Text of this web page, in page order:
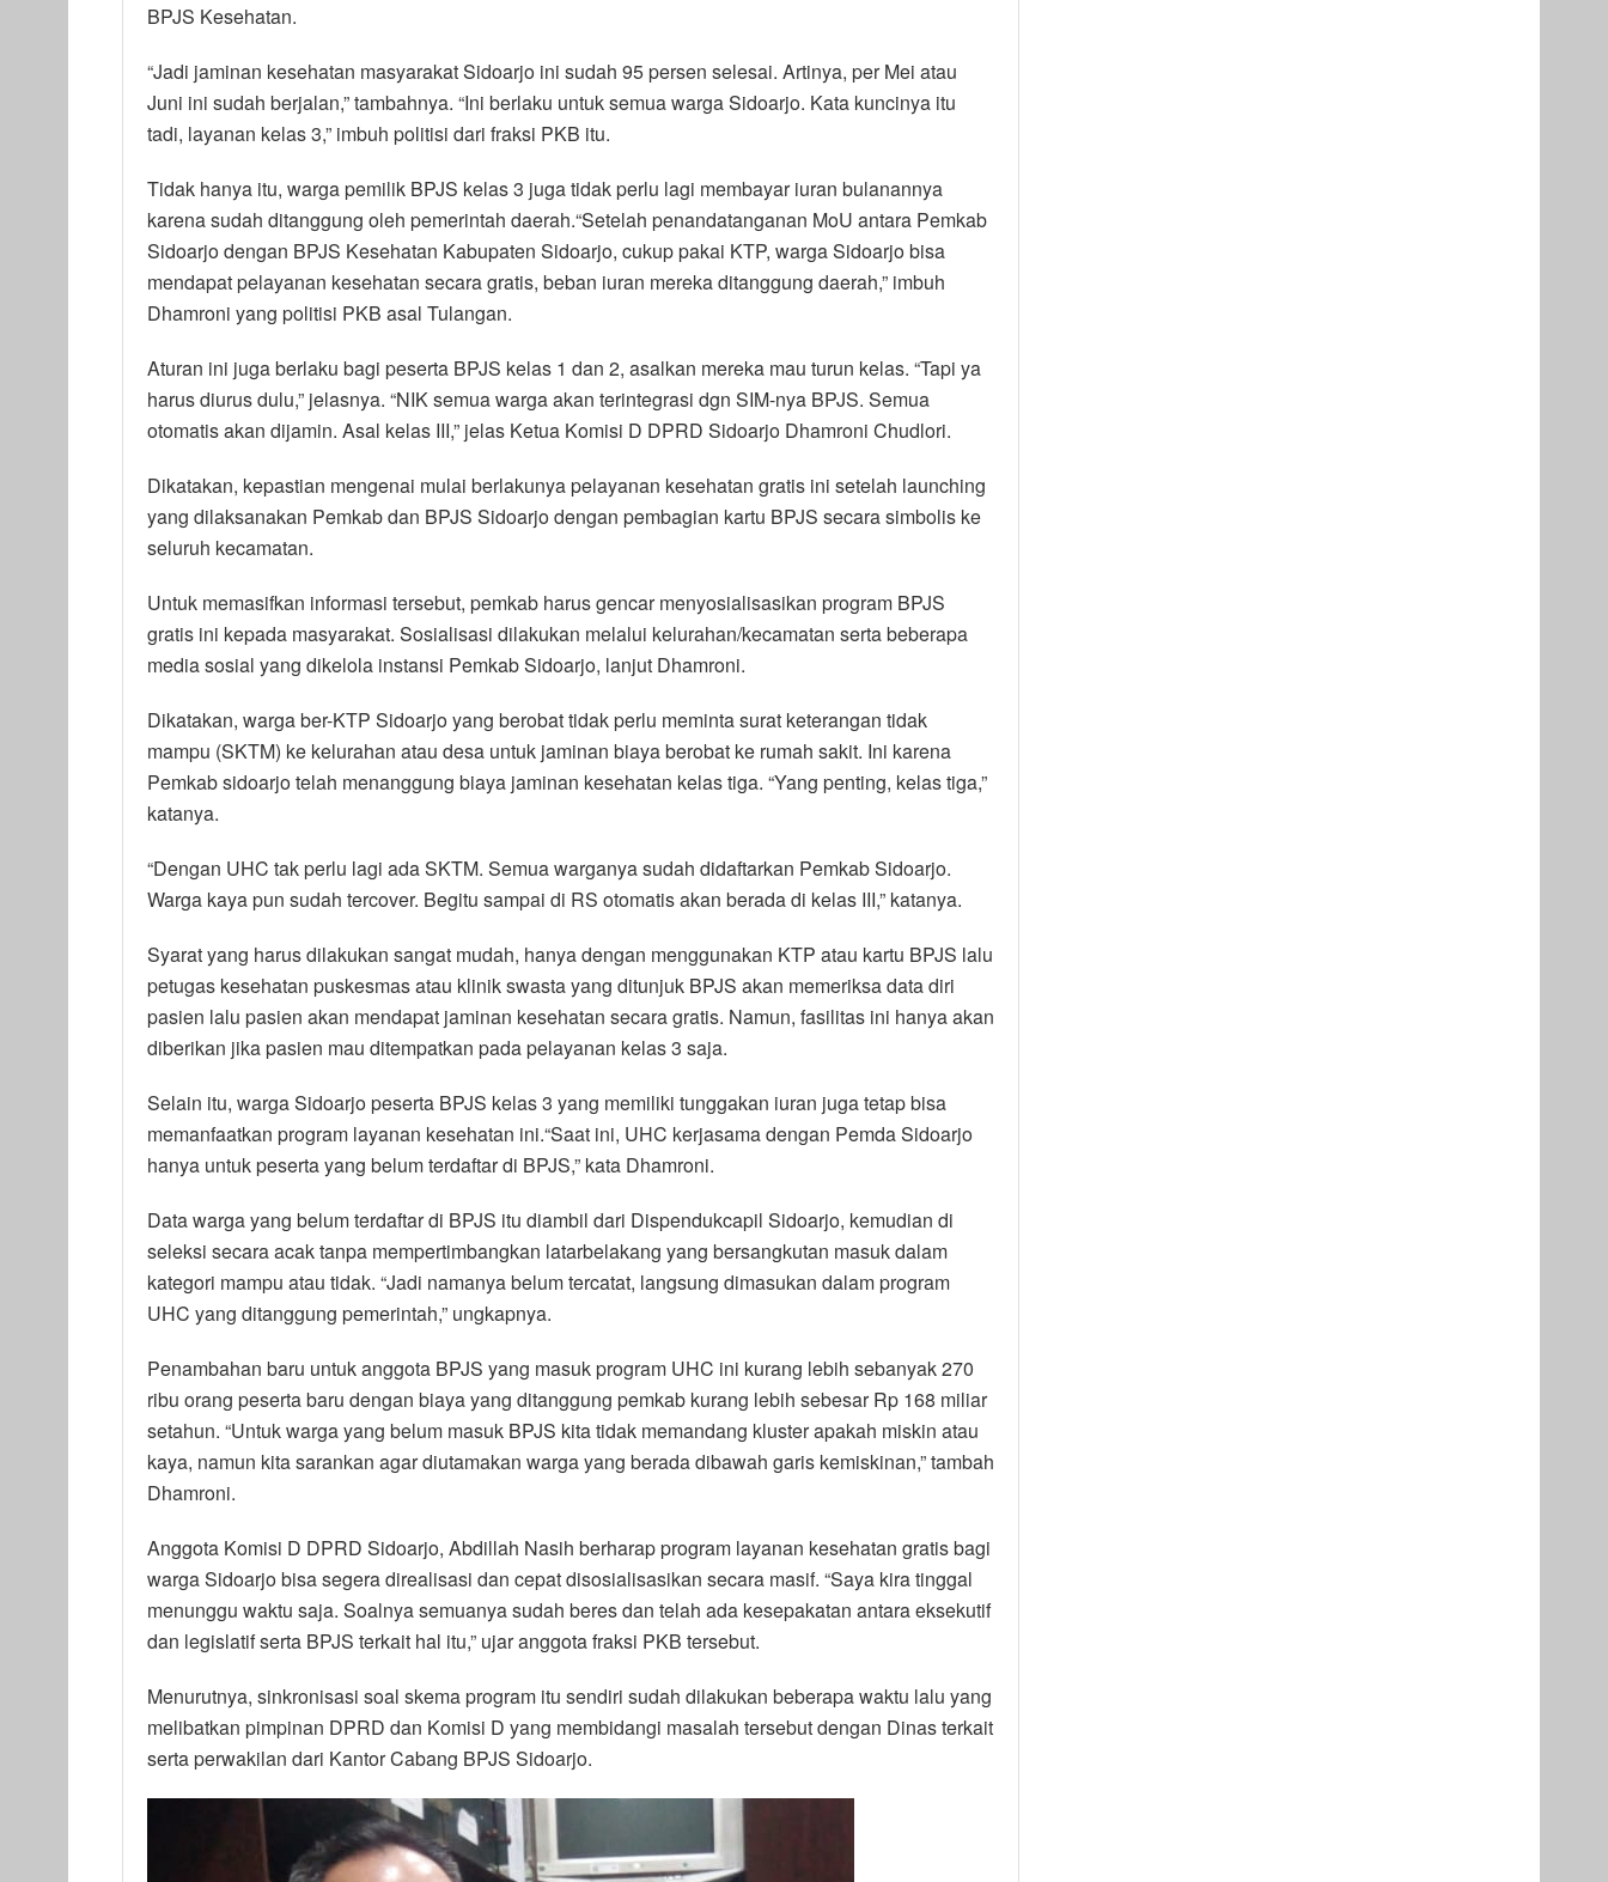
BPJS Kesehatan.
“Jadi jaminan kesehatan masyarakat Sidoarjo ini sudah 95 persen selesai. Artinya, per Mei atau
Juni ini sudah berjalan,” tambahnya. “Ini berlaku untuk semua warga Sidoarjo. Kata kuncinya itu
tadi, layanan kelas 3,” imbuh politisi dari fraksi PKB itu.
Tidak hanya itu, warga pemilik BPJS kelas 3 juga tidak perlu lagi membayar iuran bulanannya
karena sudah ditanggung oleh pemerintah daerah.“Setelah penandatanganan MoU antara Pemkab
Sidoarjo dengan BPJS Kesehatan Kabupaten Sidoarjo, cukup pakai KTP, warga Sidoarjo bisa
mendapat pelayanan kesehatan secara gratis, beban iuran mereka ditanggung daerah,” imbuh
Dhamroni yang politisi PKB asal Tulangan.
Aturan ini juga berlaku bagi peserta BPJS kelas 1 dan 2, asalkan mereka mau turun kelas. “Tapi ya
harus diurus dulu,” jelasnya. “NIK semua warga akan terintegrasi dgn SIM-nya BPJS. Semua
otomatis akan dijamin. Asal kelas III,” jelas Ketua Komisi D DPRD Sidoarjo Dhamroni Chudlori.
Dikatakan, kepastian mengenai mulai berlakunya pelayanan kesehatan gratis ini setelah launching
yang dilaksanakan Pemkab dan BPJS Sidoarjo dengan pembagian kartu BPJS secara simbolis ke
seluruh kecamatan.
Untuk memasifkan informasi tersebut, pemkab harus gencar menyosialisasikan program BPJS
gratis ini kepada masyarakat. Sosialisasi dilakukan melalui kelurahan/kecamatan serta beberapa
media sosial yang dikelola instansi Pemkab Sidoarjo, lanjut Dhamroni.
Dikatakan, warga ber-KTP Sidoarjo yang berobat tidak perlu meminta surat keterangan tidak
mampu (SKTM) ke kelurahan atau desa untuk jaminan biaya berobat ke rumah sakit. Ini karena
Pemkab sidoarjo telah menanggung biaya jaminan kesehatan kelas tiga. “Yang penting, kelas tiga,”
katanya.
“Dengan UHC tak perlu lagi ada SKTM. Semua warganya sudah didaftarkan Pemkab Sidoarjo.
Warga kaya pun sudah tercover. Begitu sampai di RS otomatis akan berada di kelas III,” katanya.
Syarat yang harus dilakukan sangat mudah, hanya dengan menggunakan KTP atau kartu BPJS lalu
petugas kesehatan puskesmas atau klinik swasta yang ditunjuk BPJS akan memeriksa data diri
pasien lalu pasien akan mendapat jaminan kesehatan secara gratis. Namun, fasilitas ini hanya akan
diberikan jika pasien mau ditempatkan pada pelayanan kelas 3 saja.
Selain itu, warga Sidoarjo peserta BPJS kelas 3 yang memiliki tunggakan iuran juga tetap bisa
memanfaatkan program layanan kesehatan ini.“Saat ini, UHC kerjasama dengan Pemda Sidoarjo
hanya untuk peserta yang belum terdaftar di BPJS,” kata Dhamroni.
Data warga yang belum terdaftar di BPJS itu diambil dari Dispendukcapil Sidoarjo, kemudian di
seleksi secara acak tanpa mempertimbangkan latarbelakang yang bersangkutan masuk dalam
kategori mampu atau tidak. “Jadi namanya belum tercatat, langsung dimasukan dalam program
UHC yang ditanggung pemerintah,” ungkapnya.
Penambahan baru untuk anggota BPJS yang masuk program UHC ini kurang lebih sebanyak 270
ribu orang peserta baru dengan biaya yang ditanggung pemkab kurang lebih sebesar Rp 168 miliar
setahun. “Untuk warga yang belum masuk BPJS kita tidak memandang kluster apakah miskin atau
kaya, namun kita sarankan agar diutamakan warga yang berada dibawah garis kemiskinan,” tambah
Dhamroni.
Anggota Komisi D DPRD Sidoarjo, Abdillah Nasih berharap program layanan kesehatan gratis bagi
warga Sidoarjo bisa segera direalisasi dan cepat disosialisasikan secara masif. “Saya kira tinggal
menunggu waktu saja. Soalnya semuanya sudah beres dan telah ada kesepakatan antara eksekutif
dan legislatif serta BPJS terkait hal itu,” ujar anggota fraksi PKB tersebut.
Menurutnya, sinkronisasi soal skema program itu sendiri sudah dilakukan beberapa waktu lalu yang
melibatkan pimpinan DPRD dan Komisi D yang membidangi masalah tersebut dengan Dinas terkait
serta perwakilan dari Kantor Cabang BPJS Sidoarjo.